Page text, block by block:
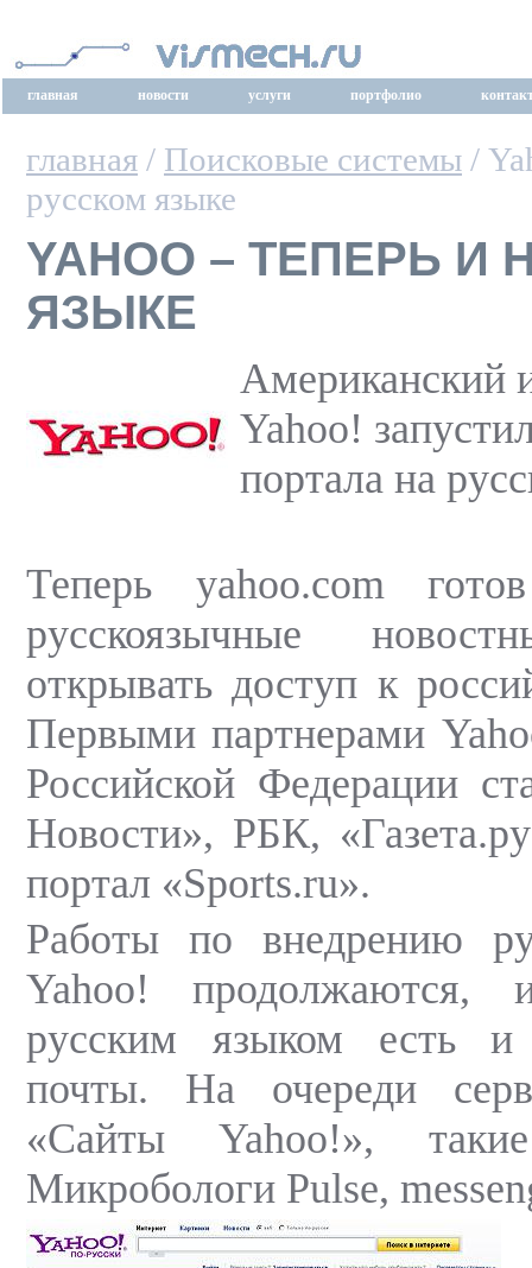
главная новости услуги портфолио
главная / Поисковые системы /
русском языке
YAHOO – ТЕПЕРЬ И
ЯЗЫКЕ
Американский
Yahoo!
портала на
Теперь yahoo.com
русскоязычные
открывать доступ к
Первыми партнерами
Российской Федерации
Новости», РБК,
портал «Sports.ru».
Работы по внедрению
Yahoo! продолжаются,
русским языком есть и
почты. На очереди
«Сайты Yahoo!»,
Микробологи Pulse,